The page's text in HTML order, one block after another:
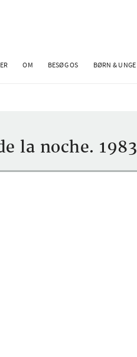
OM BESØG OS BØRN & UNGE
la noche. 1983